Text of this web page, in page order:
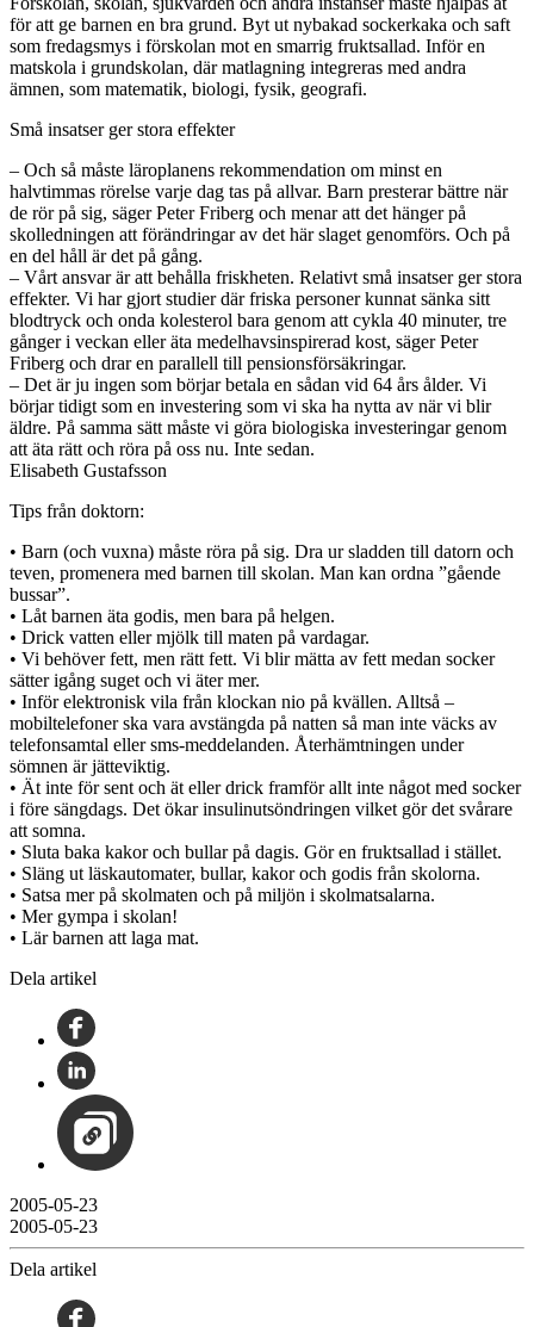
för att ge barnen en bra grund. Byt ut nybakad sockerkaka och saft
som fredagsmys i förskolan mot en smarrig fruktsallad. Inför en
matskola i grundskolan, där matlagning integreras med andra
ämnen, som matematik, biologi, fysik, geografi.
Små insatser ger stora effekter
– Och så måste läroplanens rekommendation om minst en
halvtimmas rörelse varje dag tas på allvar. Barn presterar bättre när
de rör på sig, säger Peter Friberg och menar att det hänger på
skolledningen att förändringar av det här slaget genomförs. Och på
en del håll är det på gång.
– Vårt ansvar är att behålla friskheten. Relativt små insatser ger stora
effekter. Vi har gjort studier där friska personer kunnat sänka sitt
blodtryck och onda kolesterol bara genom att cykla 40 minuter, tre
gånger i veckan eller äta medelhavsinspirerad kost, säger Peter
Friberg och drar en parallell till pensionsförsäkringar.
– Det är ju ingen som börjar betala en sådan vid 64 års ålder. Vi
börjar tidigt som en investering som vi ska ha nytta av när vi blir
äldre. På samma sätt måste vi göra biologiska investeringar genom
att äta rätt och röra på oss nu. Inte sedan.
Elisabeth Gustafsson
Tips från doktorn:
• Barn (och vuxna) måste röra på sig. Dra ur sladden till datorn och
teven, promenera med barnen till skolan. Man kan ordna ”gående
bussar”.
• Låt barnen äta godis, men bara på helgen.
• Drick vatten eller mjölk till maten på vardagar.
• Vi behöver fett, men rätt fett. Vi blir mätta av fett medan socker
sätter igång suget och vi äter mer.
• Inför elektronisk vila från klockan nio på kvällen. Alltså –
mobiltelefoner ska vara avstängda på natten så man inte väcks av
telefonsamtal eller sms-meddelanden. Återhämtningen under
sömnen är jätteviktig.
• Ät inte för sent och ät eller drick framför allt inte något med socker
i före sängdags. Det ökar insulinutsöndringen vilket gör det svårare
att somna.
• Sluta baka kakor och bullar på dagis. Gör en fruktsallad i stället.
• Släng ut läskautomater, bullar, kakor och godis från skolorna.
• Satsa mer på skolmaten och på miljön i skolmatsalarna.
• Mer gympa i skolan!
• Lär barnen att laga mat.
Dela artikel
2005-05-23
2005-05-23
Dela artikel